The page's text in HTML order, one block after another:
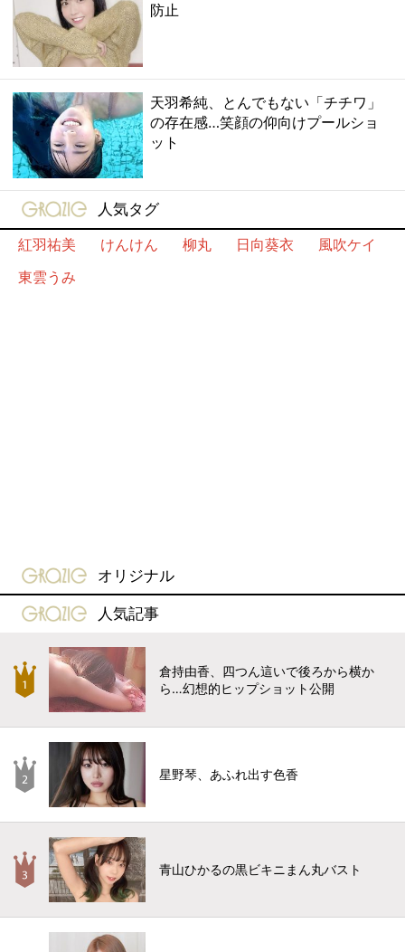
防止
天羽希純、とんでもない「チチワ」
の存在感…笑顔の仰向けプールショ
ット
gravure-grazie
人気タグ
紅羽祐美
けんけん 柳丸 日向葵衣
風吹ケイ
東雲うみ
gravure-grazie
オリジナル
gravure-grazie
人気記事
倉持由香、四つん這いで後ろから横か
ら…幻想的ヒップショット公開
星野琴、あふれ出す色香
青山ひかるの黒ビキニまん丸バスト